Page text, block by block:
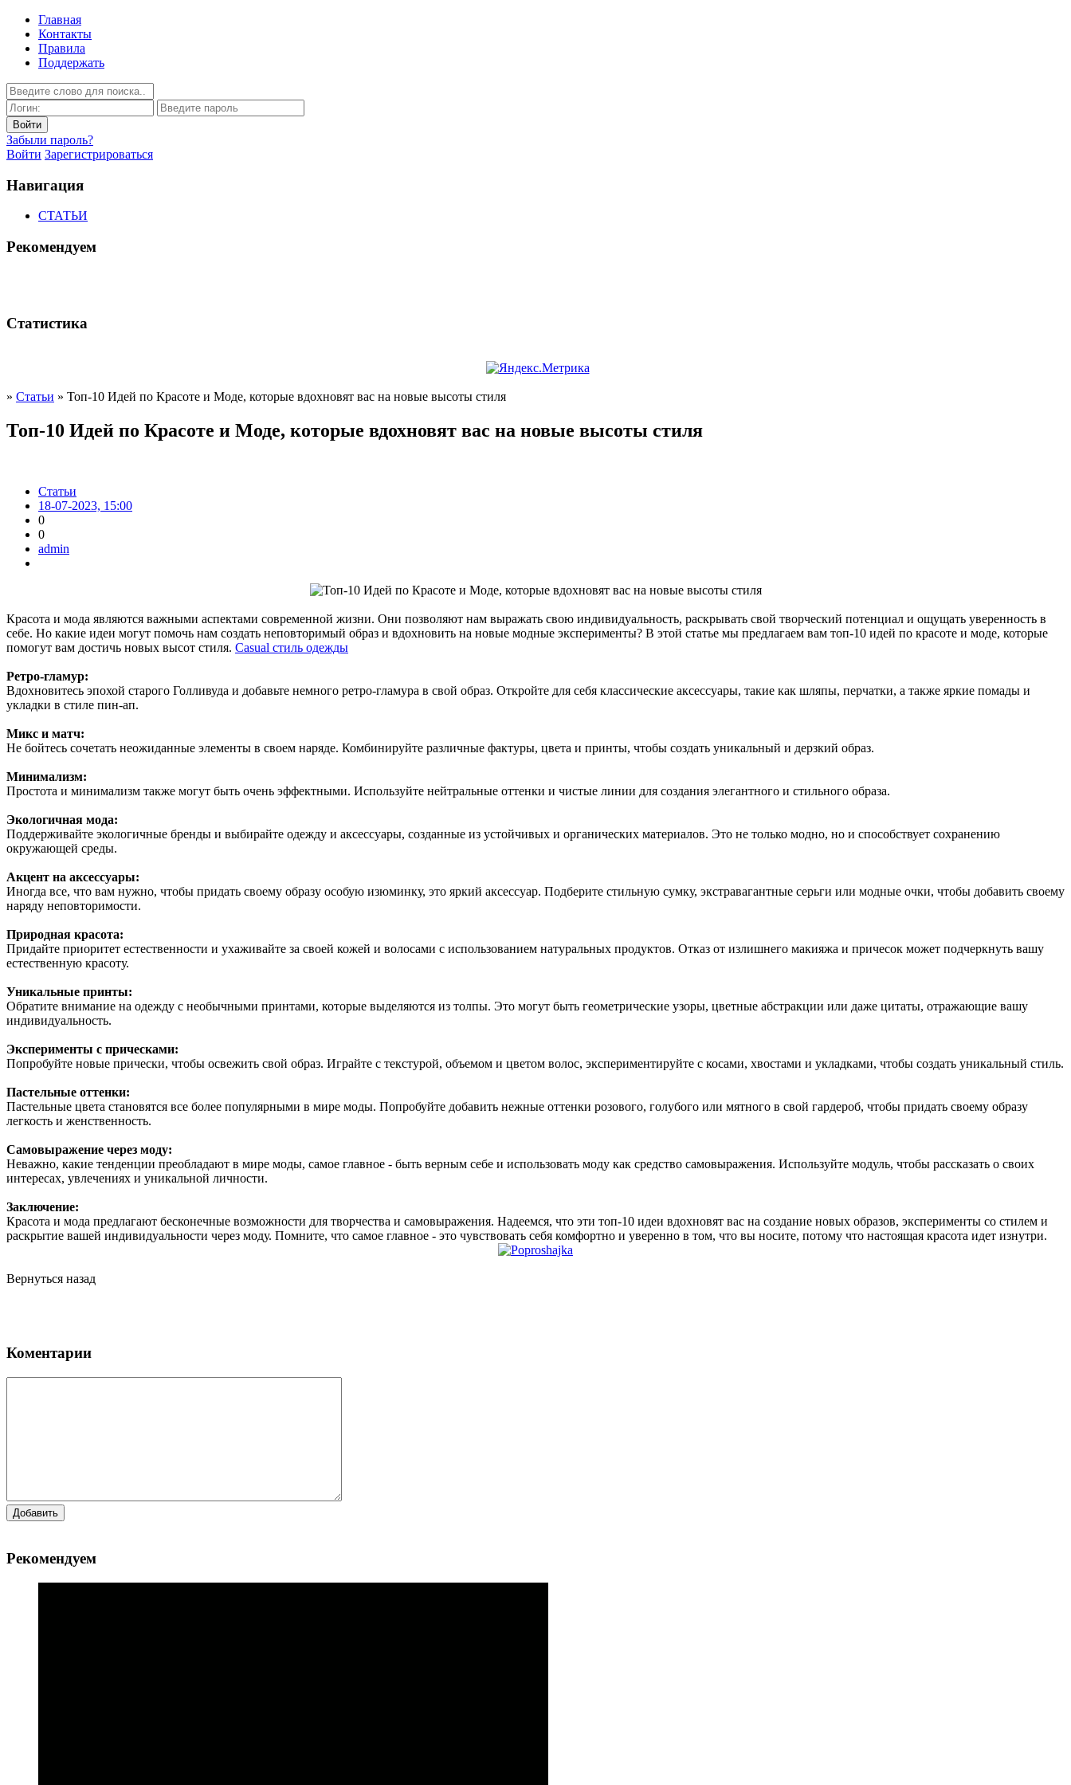
Главная
Контакты
Правила
Поддержать
Забыли пароль?
Войти Зарегистрироваться
Навигация
СТАТЬИ
Рекомендуем
Статистика
» Статьи » Топ-10 Идей по Красоте и Моде, которые вдохновят вас на новые высоты стиля
Топ-10 Идей по Красоте и Моде, которые вдохновят вас на новые высоты стиля
Статьи
18-07-2023, 15:00
0
0
admin
Красота и мода являются важными аспектами современной жизни. Они позволяют нам выражать свою индивидуальность, раскрывать свой творческий потенциал и ощущать уверенность в
себе. Но какие идеи могут помочь нам создать неповторимый образ и вдохновить на новые модные эксперименты? В этой статье мы предлагаем вам топ-10 идей по красоте и моде, которые
помогут вам достичь новых высот стиля. Casual стиль одежды
Ретро-гламур:
Вдохновитесь эпохой старого Голливуда и добавьте немного ретро-гламура в свой образ. Откройте для себя классические аксессуары, такие как шляпы, перчатки, а также яркие помады и
укладки в стиле пин-ап.
Микс и матч:
Не бойтесь сочетать неожиданные элементы в своем наряде. Комбинируйте различные фактуры, цвета и принты, чтобы создать уникальный и дерзкий образ.
Минимализм:
Простота и минимализм также могут быть очень эффектными. Используйте нейтральные оттенки и чистые линии для создания элегантного и стильного образа.
Экологичная мода:
Поддерживайте экологичные бренды и выбирайте одежду и аксессуары, созданные из устойчивых и органических материалов. Это не только модно, но и способствует сохранению
окружающей среды.
Акцент на аксессуары:
Иногда все, что вам нужно, чтобы придать своему образу особую изюминку, это яркий аксессуар. Подберите стильную сумку, экстравагантные серьги или модные очки, чтобы добавить своему
наряду неповторимости.
Природная красота:
Придайте приоритет естественности и ухаживайте за своей кожей и волосами с использованием натуральных продуктов. Отказ от излишнего макияжа и причесок может подчеркнуть вашу
естественную красоту.
Уникальные принты:
Обратите внимание на одежду с необычными принтами, которые выделяются из толпы. Это могут быть геометрические узоры, цветные абстракции или даже цитаты, отражающие вашу
индивидуальность.
Эксперименты с прическами:
Попробуйте новые прически, чтобы освежить свой образ. Играйте с текстурой, объемом и цветом волос, экспериментируйте с косами, хвостами и укладками, чтобы создать уникальный стиль.
Пастельные оттенки:
Пастельные цвета становятся все более популярными в мире моды. Попробуйте добавить нежные оттенки розового, голубого или мятного в свой гардероб, чтобы придать своему образу
легкость и женственность.
Самовыражение через моду:
Неважно, какие тенденции преобладают в мире моды, самое главное - быть верным себе и использовать моду как средство самовыражения. Используйте модуль, чтобы рассказать о своих
интересах, увлечениях и уникальной личности.
Заключение:
Красота и мода предлагают бесконечные возможности для творчества и самовыражения. Надеемся, что эти топ-10 идеи вдохновят вас на создание новых образов, эксперименты со стилем и
раскрытие вашей индивидуальности через моду. Помните, что самое главное - это чувствовать себя комфортно и уверенно в том, что вы носите, потому что настоящая красота идет изнутри.
Вернуться назад
Коментарии
Добавить
Рекомендуем